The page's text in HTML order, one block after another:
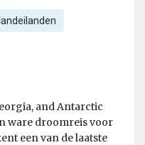
and Antarctic
ware droomreis voor
een van de laatste